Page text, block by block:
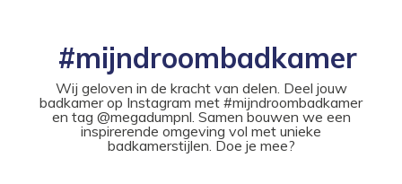
#mijndroombadkamer
Wij geloven in de kracht van delen. Deel jouw
badkamer op Instagram met #mijndroombadkamer
en tag @megadumpnl. Samen bouwen we een
inspirerende omgeving vol met unieke
badkamerstijlen. Doe je mee?